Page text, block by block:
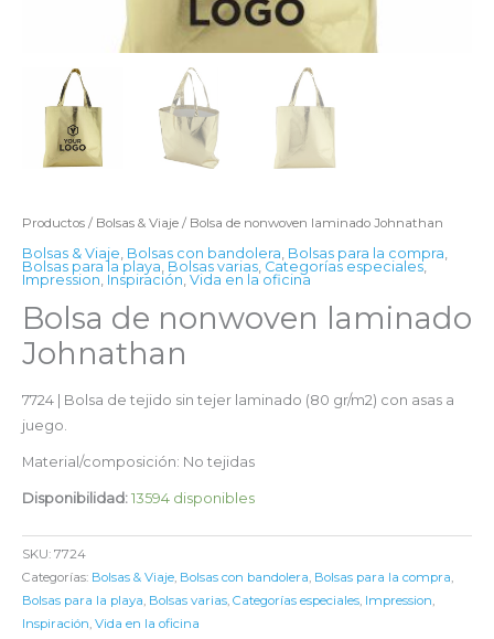
Productos / Bolsas & Viaje / Bolsa de nonwoven laminado Johnathan
Bolsas & Viaje, Bolsas con bandolera, Bolsas para la compra,
Bolsas para la playa, Bolsas varias, Categorías especiales,
Impression, Inspiración, Vida en la oficina
Bolsa de nonwoven laminado
Johnathan
7724 | Bolsa de tejido sin tejer laminado (80 gr/m2) con asas a
juego.
Material/composición: No tejidas
Disponibilidad: 13594 disponibles
SKU: 7724
Categorías: Bolsas & Viaje Bolsas con bandolera Bolsas para la compra
Bolsas para la playa Bolsas varias Categorías especiales Impression
Inspiración Vida en la oficina